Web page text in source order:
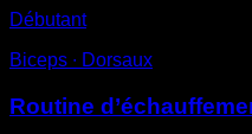
Débutant
Biceps ∙ Dorsaux
Routine